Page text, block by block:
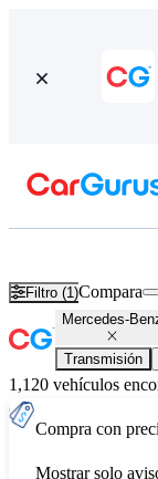
Filtro (1)Compara
Mercedes-
Transmisión
1,120 vehículos
Compra con
Mostrar solo